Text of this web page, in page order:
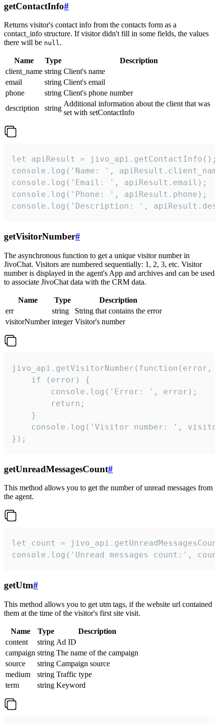
getContactInfo#
Returns visitor's contact info from the contacts form as a
contact_info structure. If visitor didn't fill in some fields, the values
there will be null.
Name Type
Description
client_name string Client's name
email
string Client's email
phone
string Client's phone number
description
string
Additional information about the client that was
set with setContactInfo
let apiResult = jivo_api.getContactInfo();
console.log('Name: ',
console.log('Email: ', apiResult.email);
console.log('Phone: ', apiResult.phone);
console.log('Description: ',
getVisitorNumber#
The asynchronous function to get a unique visitor number in
JivoChat. Visitors are numbered sequentially: 1, 2, 3, etc. Visitor
number is displayed in the agent's App and archives and can be used
to associate JivoChat data with the CRM data.
Name Type
Description
err
string
String that contains the error
visitorNumber integer Visitor's number
jivo_api.getVisitorNumber(function(error,
    if (error) {
        console.log('Error: ', error);
        return;
    }
console.log('Visitor number: ',
});
getUnreadMessagesCount#
This method allows you to get the number of unread messages from
the agent.
let count =
console.log('Unread messages count:',
getUtm#
This method allows you to get utm tags, if the website url contained
them at the time of the visitor's first site visit.
Name Type
Description
content
string Ad ID
campaign string The name of the campaign
source
string Campaign source
medium
string Traffic type
term
string Keyword